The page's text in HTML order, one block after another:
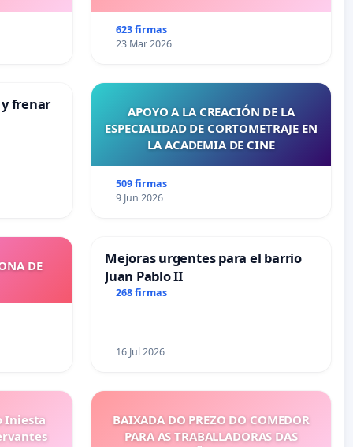
623 firmas
23 Mar 2026
frenar
APOYO A LA CREACIÓN DE LA
ESPECIALIDAD DE CORTOMETRAJE EN
LA ACADEMIA DE CINE
509 firmas
9 Jun 2026
DE
Mejoras urgentes para el barrio
Juan Pablo II
268 firmas
16 Jul 2026
Iniesta
BAIXADA DO PREZO DO COMEDOR
PARA AS TRABALLADORAS DAS